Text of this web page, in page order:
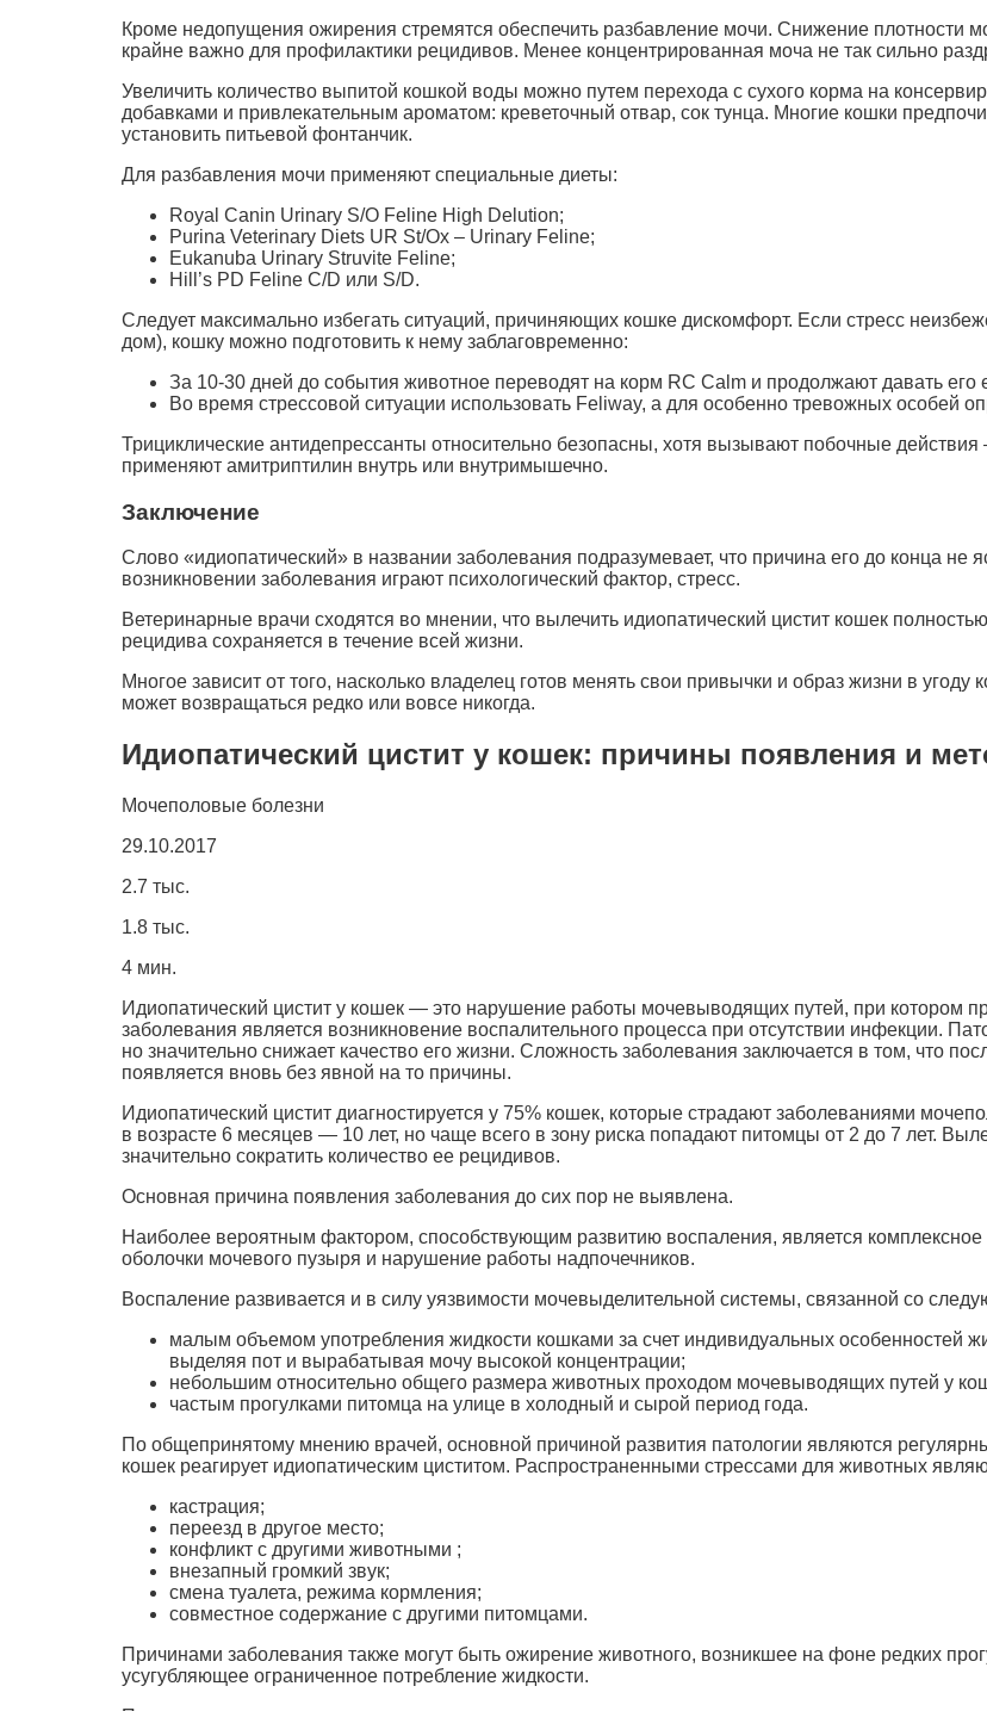
Кроме недопущения ожирения стремятся обеспечить разбавление мочи. Снижение плотности
крайне важно для профилактики рецидивов. Менее концентрированная моча не так сильно
Увеличить количество выпитой кошкой воды можно путем перехода с сухого корма на
добавками и привлекательным ароматом: креветочный отвар, сок тунца. Многие кошки
установить питьевой фонтанчик.
Для разбавления мочи применяют специальные диеты:
Royal Canin Urinary S/O Feline High Delution;
Purina Veterinary Diets UR St/Ox – Urinary Feline;
Eukanuba Urinary Struvite Feline;
Hill’s PD Feline C/D или S/D.
Следует максимально избегать ситуаций, причиняющих кошке дискомфорт. Если стресс
дом), кошку можно подготовить к нему заблаговременно:
За 10-30 дней до события животное переводят на корм RC Calm и продолжают давать его
Во время стрессовой ситуации использовать Feliway, а для особенно тревожных особей
Трициклические антидепрессанты относительно безопасны, хотя вызывают побочные
применяют амитриптилин внутрь или внутримышечно.
Заключение
Слово «идиопатический» в названии заболевания подразумевает, что причина его до конца не
возникновении заболевания играют психологический фактор, стресс.
Ветеринарные врачи сходятся во мнении, что вылечить идиопатический цистит кошек
рецидива сохраняется в течение всей жизни.
Многое зависит от того, насколько владелец готов менять свои привычки и образ жизни в
может возвращаться редко или вовсе никогда.
Идиопатический цистит у кошек: причины появления и
Мочеполовые болезни
29.10.2017
2.7 тыс.
1.8 тыс.
4 мин.
Идиопатический цистит у кошек — это нарушение работы мочевыводящих путей, при котором
заболевания является возникновение воспалительного процесса при отсутствии инфекции.
но значительно снижает качество его жизни. Сложность заболевания заключается в том, что
появляется вновь без явной на то причины.
Идиопатический цистит диагностируется у 75% кошек, которые страдают заболеваниями
в возрасте 6 месяцев — 10 лет, но чаще всего в зону риска попадают питомцы от 2 до 7 лет.
значительно сократить количество ее рецидивов.
Основная причина появления заболевания до сих пор не выявлена.
Наиболее вероятным фактором, способствующим развитию воспаления, является
оболочки мочевого пузыря и нарушение работы надпочечников.
Воспаление развивается и в силу уязвимости мочевыделительной системы, связанной со
малым объемом употребления жидкости кошками за счет индивидуальных особенностей
выделяя пот и вырабатывая мочу высокой концентрации;
небольшим относительно общего размера животных проходом мочевыводящих путей у
частым прогулками питомца на улице в холодный и сырой период года.
По общепринятому мнению врачей, основной причиной развития патологии являются
кошек реагирует идиопатическим циститом. Распространенными стрессами для животных
кастрация;
переезд в другое место;
конфликт с другими животными ;
внезапный громкий звук;
смена туалета, режима кормления;
совместное содержание с другими питомцами.
Причинами заболевания также могут быть ожирение животного, возникшее на фоне редких
усугубляющее ограниченное потребление жидкости.